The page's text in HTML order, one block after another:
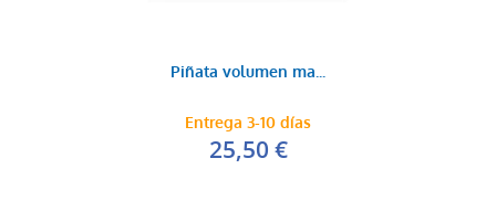
Piñata volumen ma...
Entrega 3-10 días
25,50 €